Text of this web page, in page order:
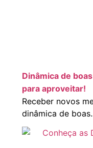
Dinâmica de
para aproveitar!
Receber novos
dinâmica de